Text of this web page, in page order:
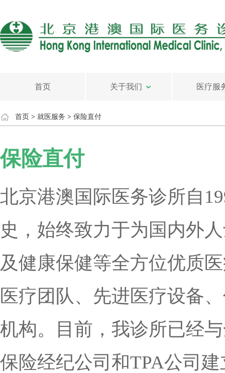
首页 关于我们 医疗服
首页 > 就医服务 > 保险直付
保险直付
北京港澳国际医务诊所自
史，始终致力于为国内外
及健康保健等全方位优质
医疗团队、先进医疗设备
机构。目前，我诊所已经
保险经纪公司和TPA公司